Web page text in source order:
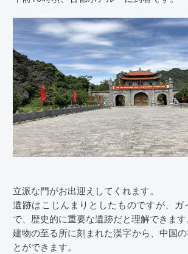
立派な門がお出迎えしてくれます。
遺跡はこじんまりとしたものですが、ガ
で、歴史的に重要な遺跡だと理解できます。
建物の至る所に刻まれた漢字から、中国
とができます。